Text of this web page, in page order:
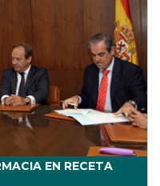
EN RECETA